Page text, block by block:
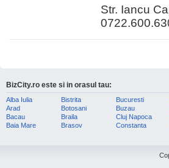
Str. Iancu
BizCity.ro este si in orasul tau:
Alba Iulia
Arad
Bacau
Baia Mare
Bistrita
Botosani
Braila
Brasov
Bucuresti
Buzau
Cluj Napoca
Constanta